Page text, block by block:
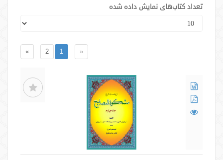
تعداد کتاب‌های نمایش داده شده
«
1
2
»